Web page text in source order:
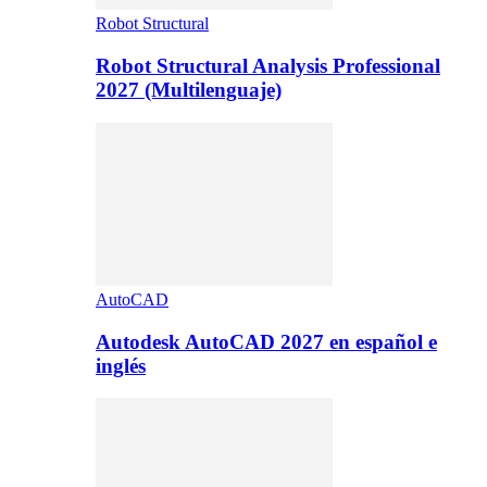
Robot Structural
Robot Structural Analysis Professional
2027 (Multilenguaje)
AutoCAD
Autodesk AutoCAD 2027 en español e
inglés